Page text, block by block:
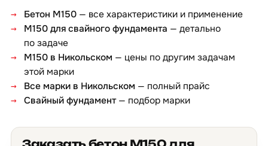
Бетон М150 — все характеристики и применение
М150 для свайного фундамента — детально
по задаче
М150 в Никольском — цены по другим задачам
этой марки
Все марки в Никольском — полный прайс
Свайный фундамент— подбор марки